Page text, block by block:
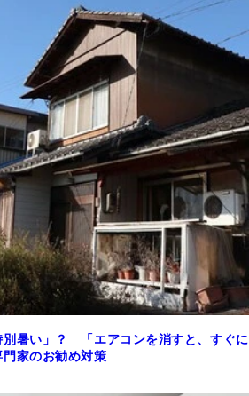
別暑い」？ 「エアコンを消すと、すぐに
家のお勧め対策